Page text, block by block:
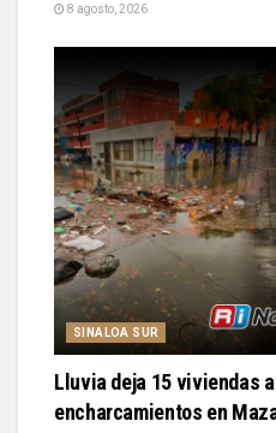
8 agosto, 2026
SINALOA SUR
Lluvia deja 15 viviendas
encharcamientos en